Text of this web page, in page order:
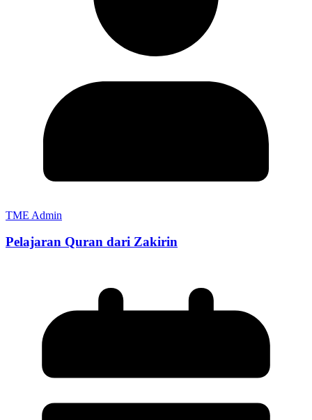
TME Admin
Pelajaran Quran dari Zakirin